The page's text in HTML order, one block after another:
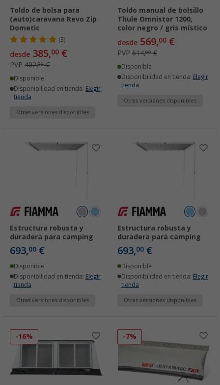
Toldo de bolsa para
(auto)caravana Revo Zip
Dometic
(3)
desde 385,00 €
PVP 402,00€
Disponible
Disponibilidad en tienda: Elegir
tienda
Otras versiones disponibles
Toldo manual de bolsillo
Thule Omnistor 1200,
color negro / gris místico
desde 569,00 €
PVP 614,00€
Disponible
Disponibilidad en tienda: Elegir
tienda
Otras versiones disponibles
Estructura robusta y
duradera para camping
693,00 €
Disponible
Disponibilidad en tienda: Elegir
tienda
Otras versiones disponibles
Estructura robusta y
duradera para camping
693,00 €
Disponible
Disponibilidad en tienda: Elegir
tienda
Otras versiones disponibles
-16% -7%